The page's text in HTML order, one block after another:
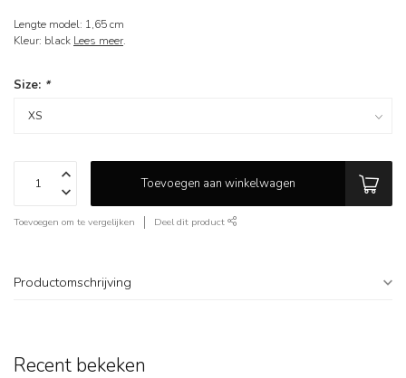
Lengte model: 1,65 cm
Kleur: black Lees meer.
Size: *
Toevoegen aan winkelwagen
Toevoegen om te vergelijken Deel dit product
Productomschrijving
Recent bekeken